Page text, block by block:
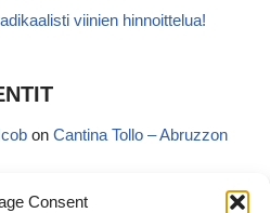
Consent
viinien hinnoittelua!
on Cantina Tollo – Abruzzon
Cantina Tollo – Abruzzon viinien